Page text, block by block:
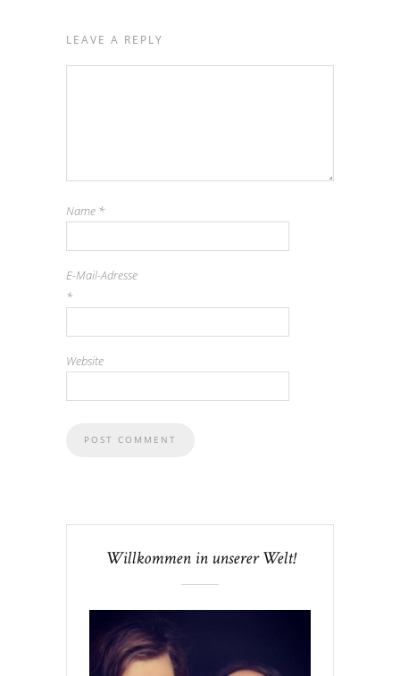
LEAVE A REPLY
Name *
E-Mail-Adresse
*
Website
Willkommen in unserer Welt!